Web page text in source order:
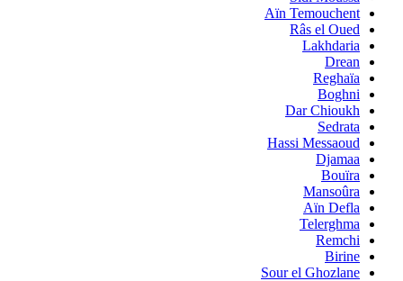
Aïn Temouchent
Râs el Oued
Lakhdaria
Drean
Reghaïa
Boghni
Dar Chioukh
Sedrata
Hassi Messaoud
Djamaa
Bouïra
Mansoûra
Aïn Defla
Telerghma
Remchi
Birine
Sour el Ghozlane